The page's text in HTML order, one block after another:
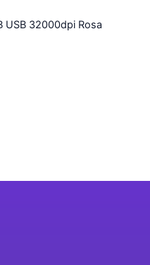
USB 32000dpi Rosa